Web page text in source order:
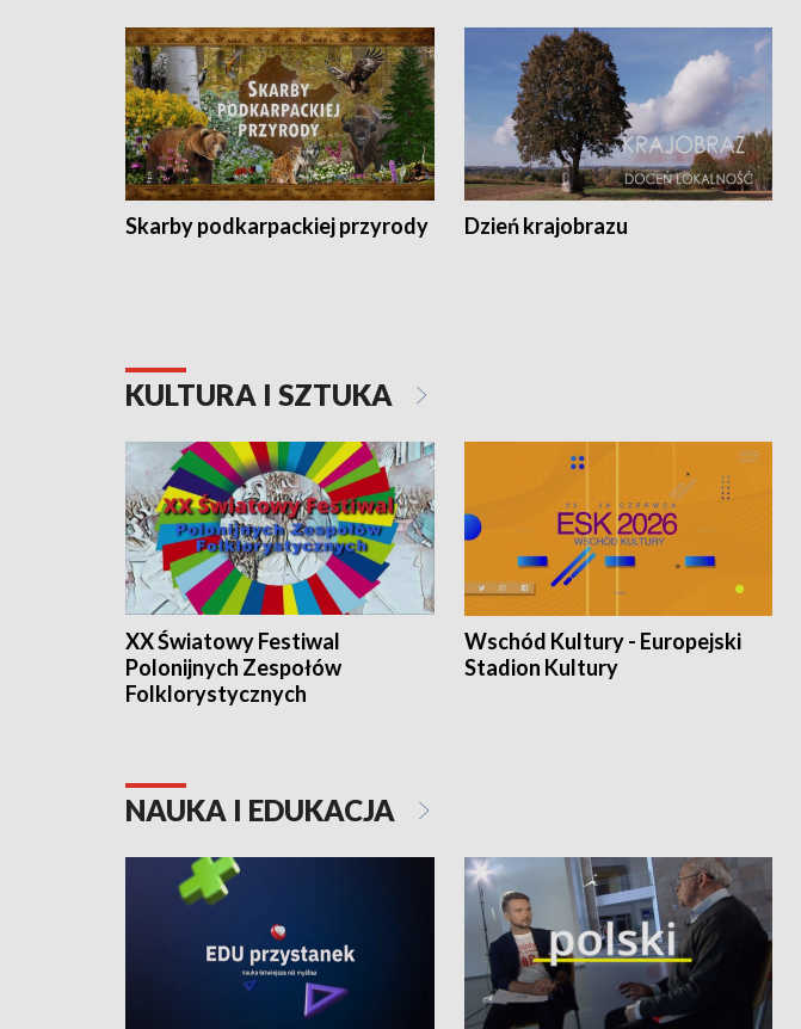
Skarby podkarpackiej przyrody Dzień krajobrazu
KULTURA I SZTUKA
XX Światowy Festiwal
Polonijnych Zespołów
Folklorystycznych
Wschód Kultury - Europejski
Stadion Kultury
NAUKA I EDUKACJA